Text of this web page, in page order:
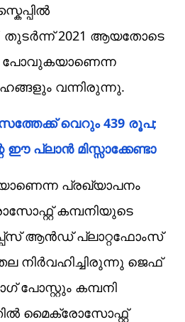
2021 ആയതോടെ
പോവുകയാണെന്ന
വന്നിരുന്നു.
വെറും 439 രൂപ;
പ്ലാൻ മിസ്സാക്കേണ്ടാ
പ്രഖ്യാപനം
കമ്പനിയുടെ
ആൻഡ് പ്ലാറ്റഫോംസ്
നിർവഹിച്ചിരുന്നു ജെഫ്
പോസ്റ്റും കമ്പനി
മൈക്രോസോഫ്റ്റ്